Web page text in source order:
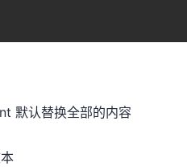
默认替换全部的内容